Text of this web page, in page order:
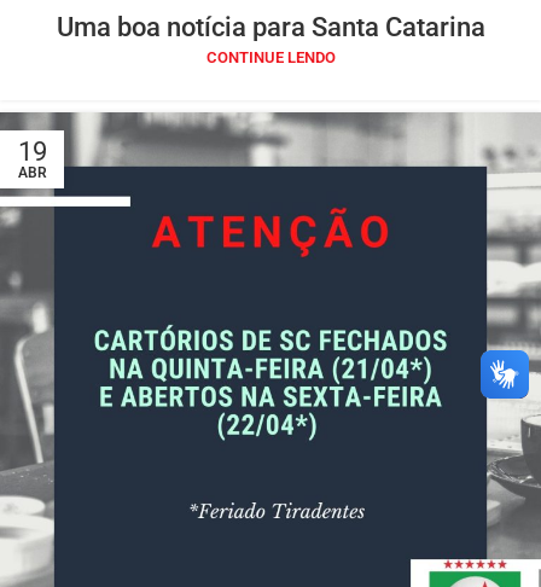
Uma boa notícia para Santa Catarina
CONTINUE LENDO
19
ABR